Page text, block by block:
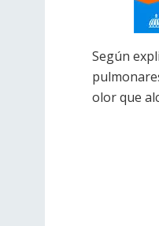
Según
olor que